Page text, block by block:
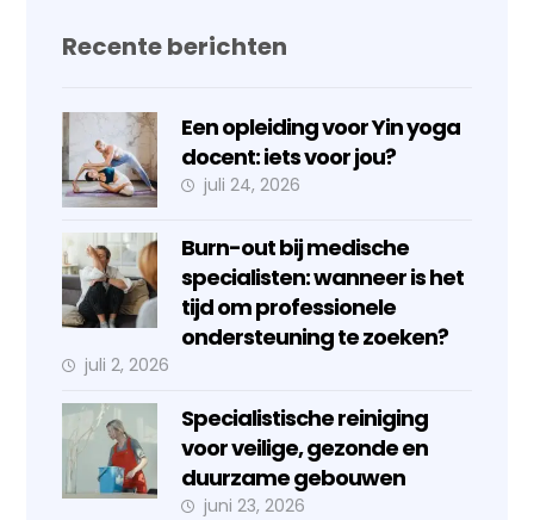
Recente berichten
Een opleiding voor Yin yoga
docent: iets voor jou?
juli 24, 2026
Burn-out bij medische
specialisten: wanneer is het
tijd om professionele
ondersteuning te zoeken?
juli 2, 2026
Specialistische reiniging
voor veilige, gezonde en
duurzame gebouwen
juni 23, 2026